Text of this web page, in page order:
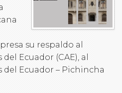
su respaldo al
Ecuador (CAE), al
Ecuador – Pichincha